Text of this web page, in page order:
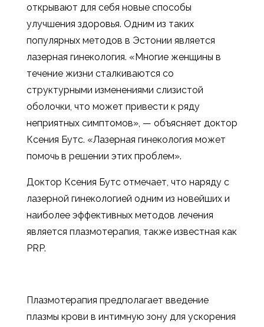
открывают для себя новые способы
улучшения здоровья. Одним из таких
популярных методов в Эстонии является
лазерная гинекология. «Многие женщины в
течение жизни сталкиваются со
структурными изменениями слизистой
оболочки, что может привести к ряду
неприятных симптомов», — объясняет доктор
Ксения Бутс. «Лазерная гинекология может
помочь в решении этих проблем».
Доктор Ксения Бутс отмечает, что наряду с
лазерной гинекологией одним из новейших и
наиболее эффективных методов лечения
является плазмотерапия, также известная как
PRP.
Плазмотерапия предполагает введение
плазмы крови в интимную зону для ускорения